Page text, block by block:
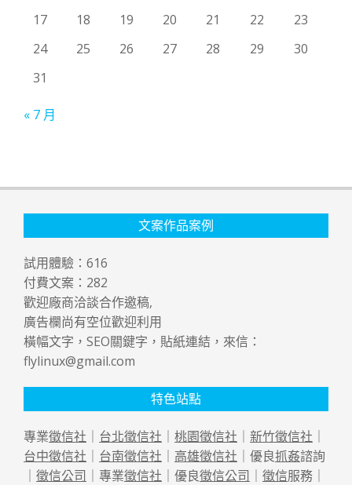
17
18 19 20 21 22
23
24
25 26 27 28 29
30
31
« 7 月
文案作品案例
試用體驗： 616
付費文案： 282
歡迎廠商洽談合作邀稿,
廣告欄尚有空位歡迎利用
橫幅文字，SEO關鍵字，貼紙連結，來信：
flylinux@gmail.com
特色站點
專業徵信社 ｜ 台北徵信社 ｜ 桃園徵信社 ｜ 新竹徵信社 ｜
台中徵信社 ｜ 台南徵信社 ｜ 高雄徵信社 ｜優良抓姦諮詢
｜ 徵信公司 ｜專業徵信社 ｜優良徵信公司 ｜ 徵信服務｜